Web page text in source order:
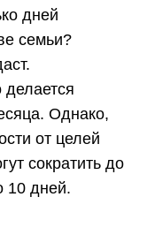
дней
семьи?
Однако,
от целей
сократить до
10 дней.